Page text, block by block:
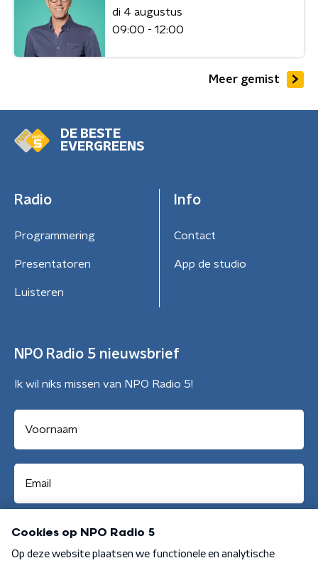
di 4 augustus
09:00 - 12:00
Meer gemist
DE BESTE
EVERGREENS
Radio
Programmering
Presentatoren
Luisteren
Info
Contact
App de studio
NPO Radio 5 nieuwsbrief
Ik wil niks missen van NPO Radio 5!
Aanmelden